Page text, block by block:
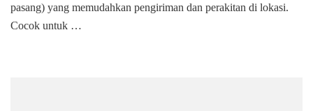
Sampah
pasang) yang memudahkan pengiriman dan perakitan di lokasi.
Cocok untuk …